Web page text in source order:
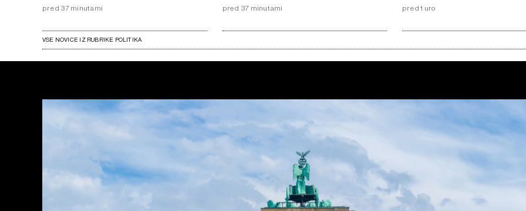
pred 37 minutami pred 37 minutami pred 1 uro
VSE NOVICE IZ RUBRIKE POLITIKA